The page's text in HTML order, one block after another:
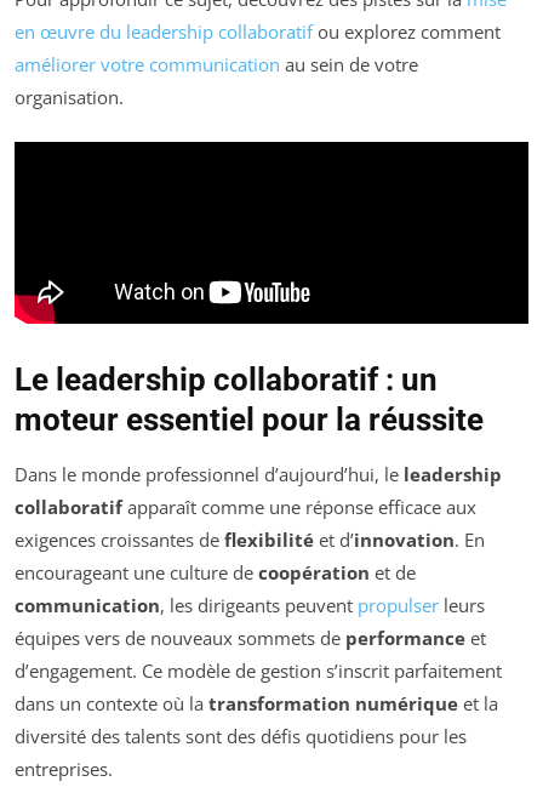
en œuvre du leadership collaboratifou explorez comment
améliorer votre communication au sein de votre
organisation.
Le leadership collaboratif : un
moteur essentiel pour la réussite
Dans le monde professionnel d’aujourd’hui, le leadership
collaboratifapparaît comme une réponse efficace aux
exigences croissantes de flexibilité et d’innovation. En
encourageant une culture de coopération et de
communication, les dirigeants peuvent propulser leurs
équipes vers de nouveaux sommets de performance et
d’engagement. Ce modèle de gestion s’inscrit parfaitement
dans un contexte où la transformation numérique et la
diversité des talents sont des défis quotidiens pour les
entreprises.